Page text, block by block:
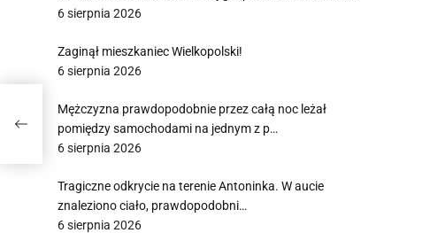
6 sierpnia 2026
Zaginął mieszkaniec Wielkopolski!
6 sierpnia 2026
Mężczyzna prawdopodobnie przez całą noc leżał
pomiędzy samochodami na jednym z p…
6 sierpnia 2026
Tragiczne odkrycie na terenie Antoninka. W aucie
znaleziono ciało, prawdopodobni…
6 sierpnia 2026